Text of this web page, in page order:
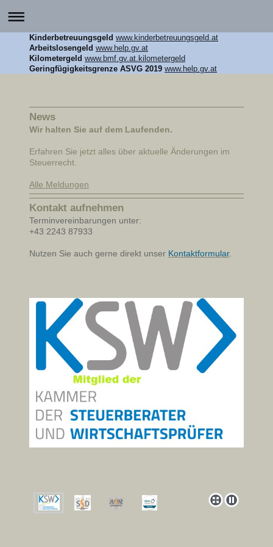
Kinderbetreuungsgeld www.kinderbetreuungsgeld.at
Arbeitslosengeld www.help.gv.at
Kilometergeld www.bmf.gv.at.kilometergeld
Geringfügigkeitsgrenze ASVG 2019 www.help.gv.at
News
Wir halten Sie auf dem Laufenden.
Erfahren Sie jetzt alles über aktuelle Änderungen im
Steuerrecht.
Alle Meldungen
Kontakt aufnehmen
Terminvereinbarungen unter:
+43 2243 87933
Nutzen Sie auch gerne direkt unser Kontaktformular.